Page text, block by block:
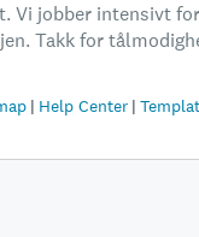
Vi jobber intensivt
Takk for
Help Center